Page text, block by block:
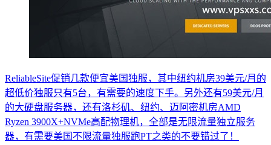
ReliableSite促销几款便宜美国独服，其中纽约机房39美元/月的
超低价独服只有5台，有需要的速度下手。另外还有59美元/月
的大硬盘服务器，还有洛杉矶、纽约、迈阿密机房AMD
Ryzen 3900X+NVMe高配物理机，全部是无限流量独立服务
器，有需要美国不限流量独服跑PT之类的不要错过了！